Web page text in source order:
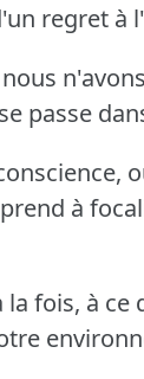
regret à
passe
à
fois, à ce